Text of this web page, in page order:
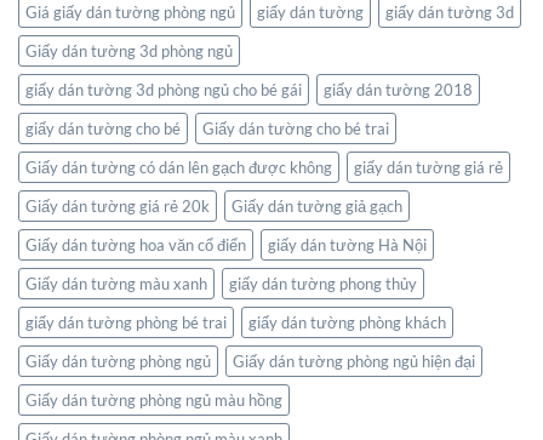
không
gian
sống
của
bạn
Giá giấy dán tường phòng ngủ
giấy dán tường
giấy dán tường 3d
Giấy dán tường 3d phòng ngủ
giấy dán tường 3d phòng ngủ cho bé gái
giấy dán tường 2018
giấy dán tường cho bé
Giấy dán tường cho bé trai
Giấy dán tường có dán lên gạch được không
giấy dán tường giá rẻ
Giấy dán tường giá rẻ 20k
Giấy dán tường giả gạch
Giấy dán tường hoa văn cổ điển
giấy dán tường Hà Nội
Giấy dán tường màu xanh
giấy dán tường phong thủy
giấy dán tường phòng bé trai
giấy dán tường phòng khách
Giấy dán tường phòng ngủ
Giấy dán tường phòng ngủ hiện đại
Giấy dán tường phòng ngủ màu hồng